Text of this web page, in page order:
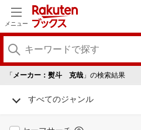
メニュー
「 メーカー：熨斗 克哉 」の検索結果
すべてのジャンル